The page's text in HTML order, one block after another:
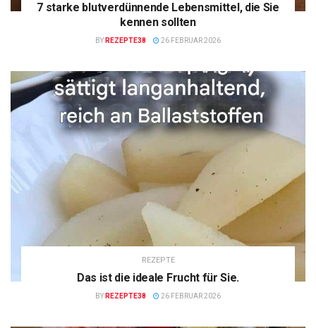
7 starke blutverdünnende Lebensmittel, die Sie
kennen sollten
BY REZEPTE38 26 FEBRUAR 2026
REZEPTE
Das ist die ideale Frucht für Sie.
BY REZEPTE38 26 FEBRUAR 2026